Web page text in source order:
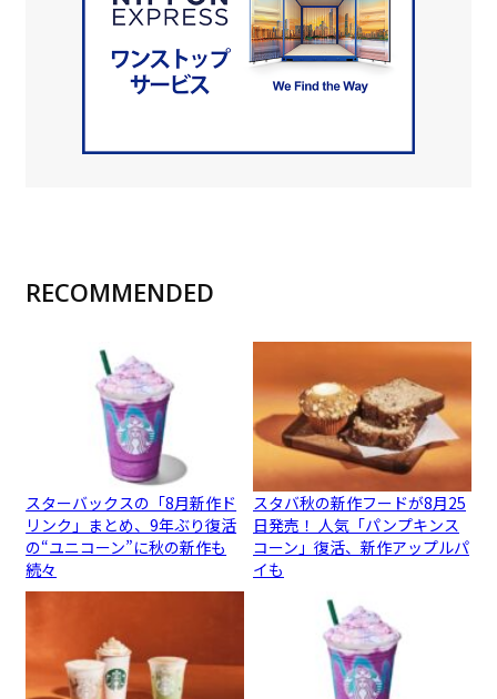
RECOMMENDED
スターバックスの「8月新作ド
リンク」まとめ、9年ぶり復活
の“ユニコーン”に秋の新作も
続々
スタバ秋の新作フードが8月25
日発売！ 人気「パンプキンス
コーン」復活、新作アップルパ
イも